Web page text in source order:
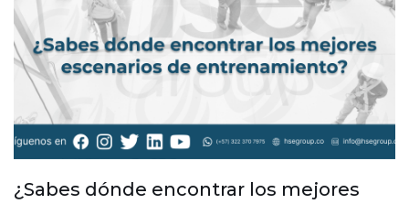
¿Sabes dónde encontrar los mejores